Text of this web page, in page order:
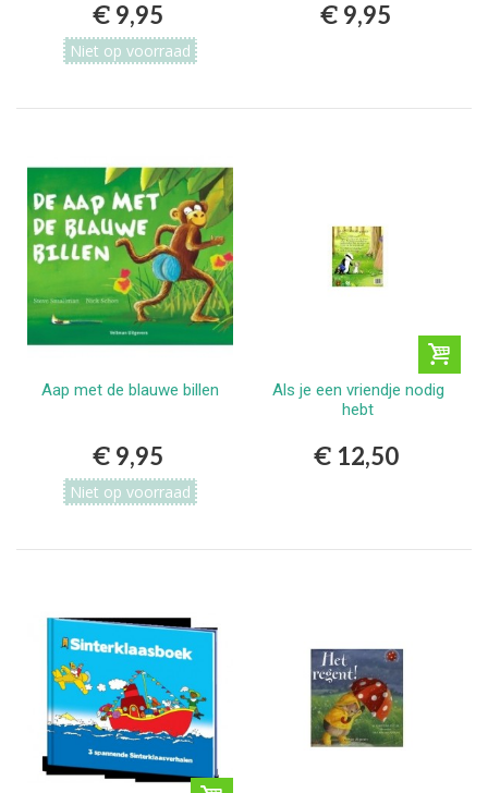
€ 9,95
Niet op voorraad
€ 9,95
Aap met de blauwe billen
€ 9,95
Niet op voorraad
Als je een vriendje nodig
hebt
€ 12,50